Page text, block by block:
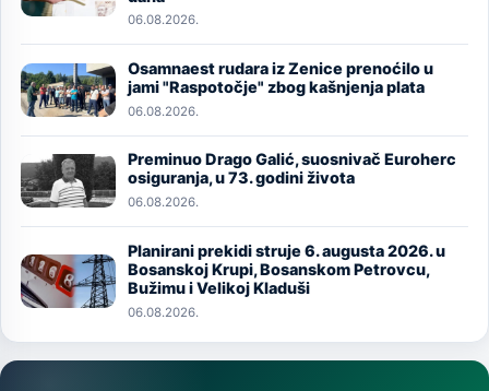
06.08.2026.
Image
Osamnaest rudara iz Zenice prenoćilo u
jami "Raspotočje" zbog kašnjenja plata
06.08.2026.
Image
Preminuo Drago Galić, suosnivač Euroherc
osiguranja, u 73. godini života
06.08.2026.
Image
Planirani prekidi struje 6. augusta 2026. u
Bosanskoj Krupi, Bosanskom Petrovcu,
Bužimu i Velikoj Kladuši
06.08.2026.